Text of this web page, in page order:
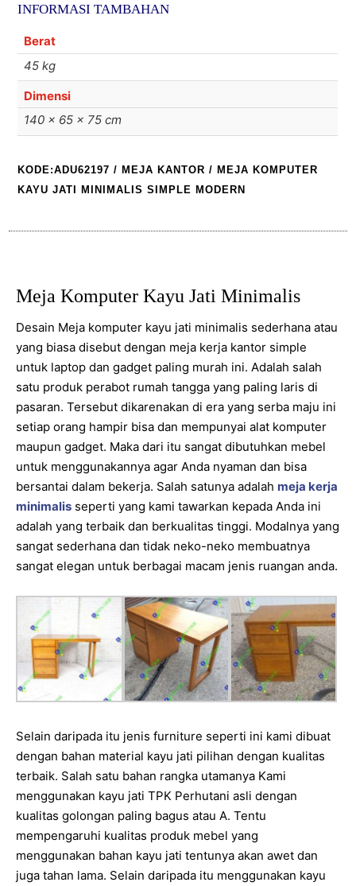
Minimalis
Simple
Modern
INFORMASI TAMBAHAN
Berat
45 kg
Dimensi
140 × 65 × 75 cm
KODE:ADU62197 /MEJA KANTOR / MEJA KOMPUTER
KAYU JATI MINIMALIS SIMPLE MODERN
Meja Komputer Kayu Jati Minimalis
Desain Meja komputer kayu jati minimalis sederhana atau
yang biasa disebut dengan meja kerja kantor simple
untuk laptop dan gadget paling murah ini. Adalah salah
satu produk perabot rumah tangga yang paling laris di
pasaran. Tersebut dikarenakan di era yang serba maju ini
setiap orang hampir bisa dan mempunyai alat komputer
maupun gadget. Maka dari itu sangat dibutuhkan mebel
untuk menggunakannya agar Anda nyaman dan bisa
bersantai dalam bekerja. Salah satunya adalah meja kerja
minimalis seperti yang kami tawarkan kepada Anda ini
adalah yang terbaik dan berkualitas tinggi. Modalnya yang
sangat sederhana dan tidak neko-neko membuatnya
sangat elegan untuk berbagai macam jenis ruangan anda.
Selain daripada itu jenis furniture seperti ini kami dibuat
dengan bahan material kayu jati pilihan dengan kualitas
terbaik. Salah satu bahan rangka utamanya Kami
menggunakan kayu jati TPK Perhutani asli dengan
kualitas golongan paling bagus atau A. Tentu
mempengaruhi kualitas produk mebel yang
menggunakan bahan kayu jati tentunya akan awet dan
juga tahan lama. Selain daripada itu menggunakan kayu